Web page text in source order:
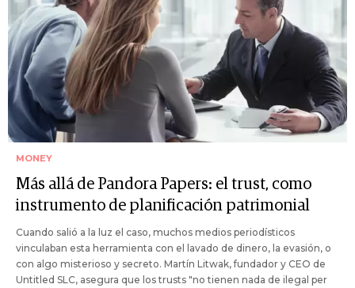
MONEY
Más allá de Pandora Papers: el trust, como
instrumento de planificación patrimonial
Cuando salió a la luz el caso, muchos medios periodísticos
vinculaban esta herramienta con el lavado de dinero, la evasión, o
con algo misterioso y secreto. Martín Litwak, fundador y CEO de
Untitled SLC, asegura que los trusts "no tienen nada de ilegal per